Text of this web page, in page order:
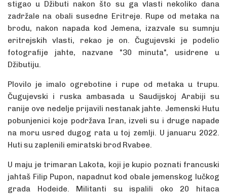
stigao u Džibuti nakon što su ga vlasti nekoliko dana
zadržale na obali susedne Eritreje. Rupe od metaka na
brodu, nakon napada kod Jemena, izazvale su sumnju
eritrejskih vlasti, rekao je on. Čugujevski je podelio
fotografije jahte, nazvane "30 minuta", usidrene u
Džibutiju.
Plovilo je imalo ogrebotine i rupe od metaka u trupu.
Čugujevski i ruska ambasada u Saudijskoj Arabiji su
ranije ove nedelje prijavili nestanak jahte. Jemenski Hutu
pobunjenici koje podržava Iran, izveli su i druge napade
na moru usred dugog rata u toj zemlji. U januaru 2022.
Huti su zaplenili emiratski brod Rvabee.
U maju je trimaran Lakota, koji je kupio poznati francuski
jahtaš Filip Pupon, napadnut kod obale jemenskog lučkog
grada Hodeide. Militanti su ispalili oko 20 hitaca